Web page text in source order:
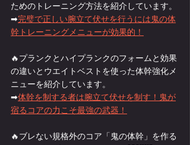
ためのトレーニング方法を紹介しています。
➡完璧で正しい腕立て伏せを行うには鬼の体
幹トレーニングメニューが効果的！
🔥プランクとハイプランクのフォームと効果
の違いとウエイトベストを使った体幹強化メ
ニューを紹介しています。
➡体幹を制する者は腕立て伏せを制す！鬼が
宿るコアの力こそ最強の武器！
🔥ブレない規格外のコア「鬼の体幹」を作る